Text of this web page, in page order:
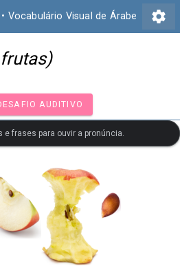
• Vocabulário Visual de Árabe settings
DESAFIO AUDITIVO
e frases para ouvir a pronúncia.